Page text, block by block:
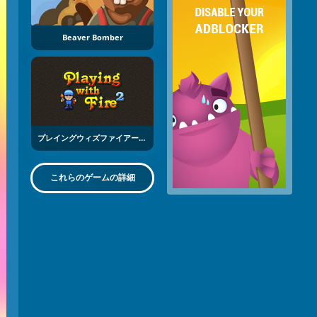
Beaver Bomber
プレイングウィズファイアー ２
これらのゲームの詳細